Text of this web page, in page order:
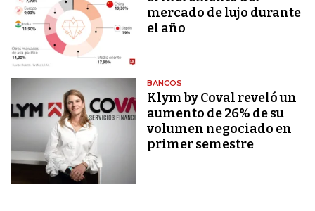
mercado de lujo durante
el año
BANCOS
Klym by Coval reveló un
aumento de 26% de su
volumen negociado en
primer semestre